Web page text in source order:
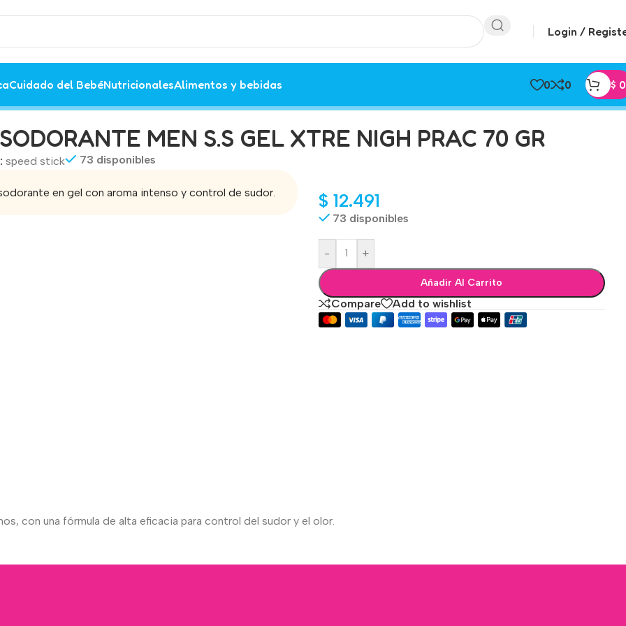
Login /
Cuidado del BebéNutricionalesAlimentos y bebidas 0 0 $ 0
MEN S.S GEL XTRE NIGH PRAC 70 GR
speed stick 73 disponibles
en gel con aroma intenso y control de sudor. $ 12.491
73 disponibles
- +
Añadir Al Carrito
Compare Add to wishlist
con una fórmula de alta eficacia para control del sudor y el olor.